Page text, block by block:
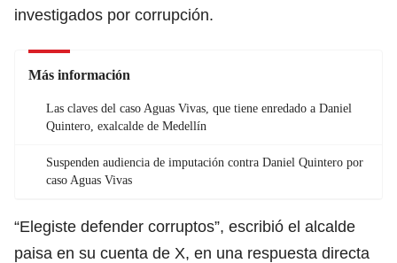
investigados por corrupción.
Más información
Las claves del caso Aguas Vivas, que tiene enredado a Daniel
Quintero, exalcalde de Medellín
Suspenden audiencia de imputación contra Daniel Quintero por
caso Aguas Vivas
“Elegiste defender corruptos”, escribió el alcalde
paisa en su cuenta de X, en una respuesta directa